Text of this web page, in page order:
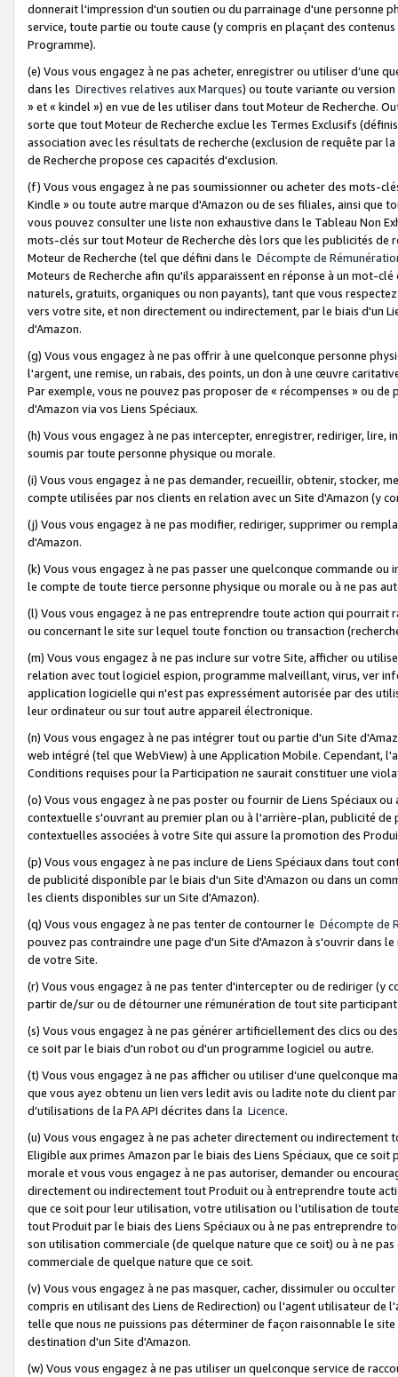
donnerait l'impression d'un soutien ou du parrainage d'une personne
service, toute partie ou toute cause (y compris en plaçant des
Programme).
(e) Vous vous engagez à ne pas acheter, enregistrer ou utiliser d’une
dans les Directives relatives aux Marques) ou toute variante ou
» et « kindel ») en vue de les utiliser dans tout Moteur de Recherche.
sorte que tout Moteur de Recherche exclue les Termes Exclusifs
association avec les résultats de recherche (exclusion de requête
de Recherche propose ces capacités d'exclusion.
(f) Vous vous engagez à ne pas soumissionner ou acheter des mots-
Kindle » ou toute autre marque d'Amazon ou de ses filiales, ainsi que
vous pouvez consulter une liste non exhaustive dans le Tableau Non
mots-clés sur tout Moteur de Recherche dès lors que les publicités de
Moteur de Recherche (tel que défini dans le Décompte de
Moteurs de Recherche afin qu'ils apparaissent en réponse à un mot-
naturels, gratuits, organiques ou non payants), tant que vous
vers votre site, et non directement ou indirectement, par le biais d'un
d'Amazon.
(g) Vous vous engagez à ne pas offrir à une quelconque personne
l'argent, une remise, un rabais, des points, un don à une œuvre
Par exemple, vous ne pouvez pas proposer de « récompenses » ou
d'Amazon via vos Liens Spéciaux.
(h) Vous vous engagez à ne pas intercepter, enregistrer, rediriger,
soumis par toute personne physique ou morale.
(i) Vous vous engagez à ne pas demander, recueillir, obtenir, stocker,
compte utilisées par nos clients en relation avec un Site d'Amazon (y
(j) Vous vous engagez à ne pas modifier, rediriger, supprimer ou
d'Amazon.
(k) Vous vous engagez à ne pas passer une quelconque commande
le compte de toute tierce personne physique ou morale ou à ne pas
(l) Vous vous engagez à ne pas entreprendre toute action qui
ou concernant le site sur lequel toute fonction ou transaction
(m) Vous vous engagez à ne pas inclure sur votre Site, afficher ou
relation avec tout logiciel espion, programme malveillant, virus, ver
application logicielle qui n'est pas expressément autorisée par des
leur ordinateur ou sur tout autre appareil électronique.
(n) Vous vous engagez à ne pas intégrer tout ou partie d'un Site
web intégré (tel que WebView) à une Application Mobile. Cependant,
Conditions requises pour la Participation ne saurait constituer une
(o) Vous vous engagez à ne pas poster ou fournir de Liens Spéciaux
contextuelle s'ouvrant au premier plan ou à l'arrière-plan, publicité
contextuelles associées à votre Site qui assure la promotion des
(p) Vous vous engagez à ne pas inclure de Liens Spéciaux dans tout
de publicité disponible par le biais d'un Site d'Amazon ou dans un
les clients disponibles sur un Site d'Amazon).
(q) Vous vous engagez à ne pas tenter de contourner le Décompte de
pouvez pas contraindre une page d'un Site d'Amazon à s'ouvrir dans
de votre Site.
(r) Vous vous engagez à ne pas tenter d'intercepter ou de rediriger
partir de/sur ou de détourner une rémunération de tout site
(s) Vous vous engagez à ne pas générer artificiellement des clics ou
ce soit par le biais d'un robot ou d'un programme logiciel ou autre.
(t) Vous vous engagez à ne pas afficher ou utiliser d’une quelconque
que vous ayez obtenu un lien vers ledit avis ou ladite note du client
d’utilisations de la PA API décrites dans la Licence.
(u) Vous vous engagez à ne pas acheter directement ou
Eligible aux primes Amazon par le biais des Liens Spéciaux, que ce
morale et vous vous engagez à ne pas autoriser, demander ou
directement ou indirectement tout Produit ou à entreprendre toute
que ce soit pour leur utilisation, votre utilisation ou l'utilisation de
tout Produit par le biais des Liens Spéciaux ou à ne pas entreprendre
son utilisation commerciale (de quelque nature que ce soit) ou à ne
commerciale de quelque nature que ce soit.
(v) Vous vous engagez à ne pas masquer, cacher, dissimuler ou
compris en utilisant des Liens de Redirection) ou l'agent utilisateur
telle que nous ne puissions pas déterminer de façon raisonnable le
destination d'un Site d'Amazon.
(w) Vous vous engagez à ne pas utiliser un quelconque service de